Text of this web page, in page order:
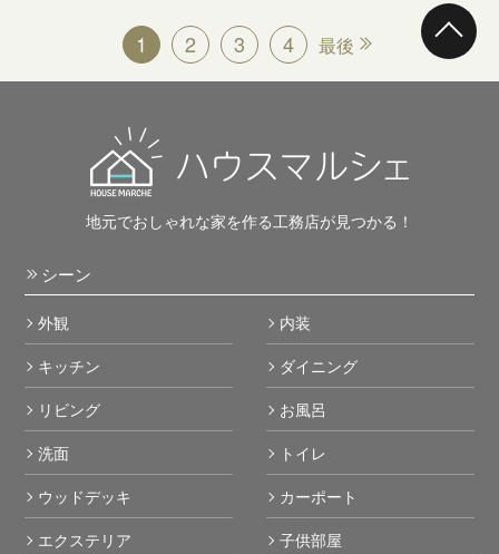
オールドアメリカンス
タイルの空間をますま
すおしゃれにランクア
1 2 3 4 最後
地元でおしゃれな家を作る工務店が見つかる！
シーン
外観
内装
キッチン
ダイニング
リビング
お風呂
洗面
トイレ
ウッドデッキ
カーポート
エクステリア
子供部屋